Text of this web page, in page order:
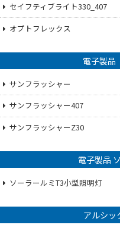
セイフティブライト330_407
オプトフレックス
電子製
サンフラッシャー
サンフラッシャー407
サンフラッシャーZ30
電子製品
ソーラールミT3小型照明灯
アルシッ